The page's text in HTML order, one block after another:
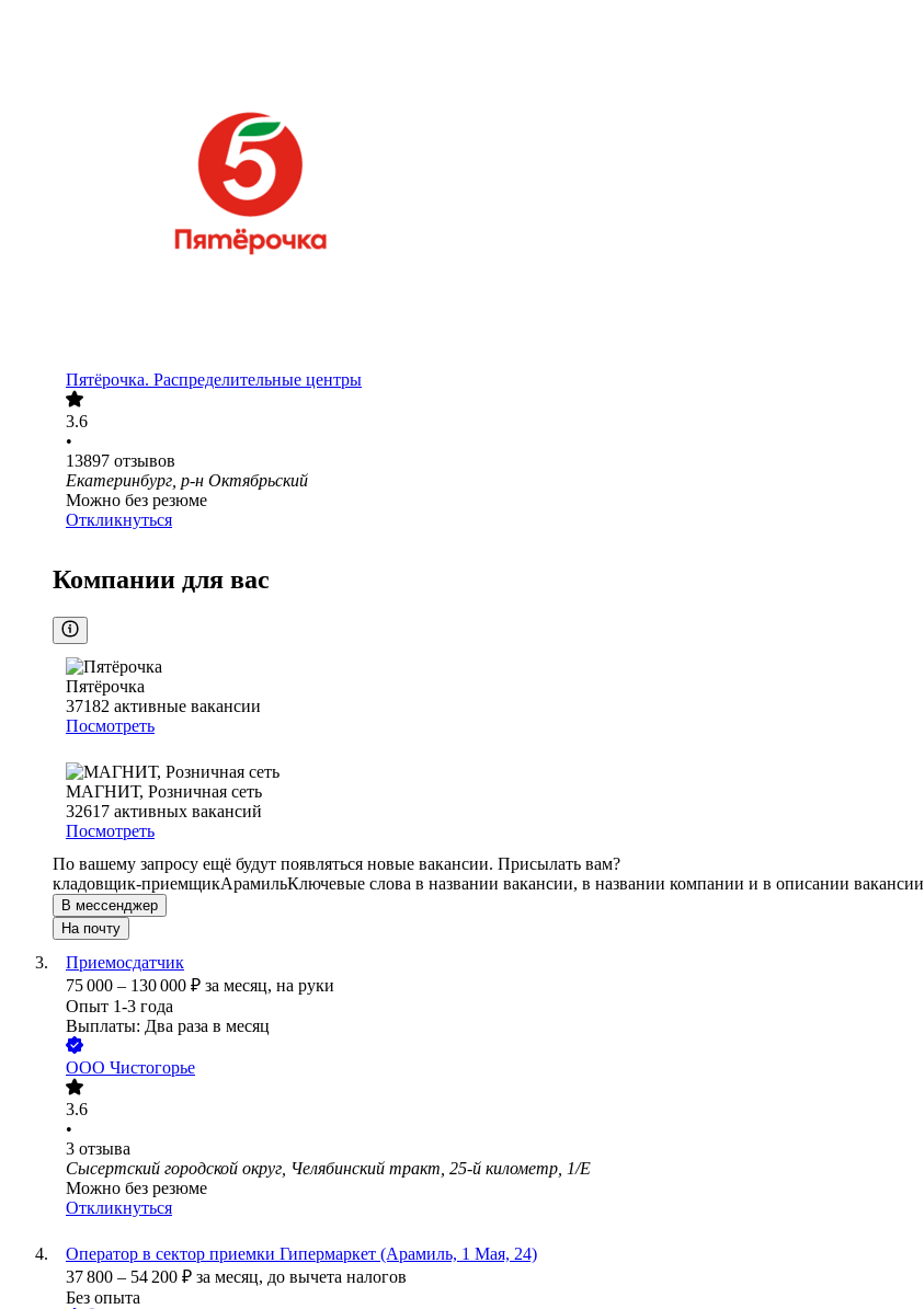
Пятёрочка. Распределительные центры
3.6
•
13897 отзывов
Екатеринбург, р-н Октябрьский
Можно без резюме
Откликнуться
Компании для вас
Пятёрочка
37182 активные вакансии
Посмотреть
МАГНИТ, Розничная сеть
32617 активных вакансий
Посмотреть
По вашему запросу ещё будут появляться новые вакансии. Присылать вам?
кладовщик-приемщикАрамильКлючевые слова в названии вакансии, в названии компании и в описании вакансии
В мессенджер
На почту
Приемосдатчик
75 000 – 130 000 ₽ за месяц, на руки
Опыт 1-3 года
Выплаты: Два раза в месяц
ООО Чистогорье
3.6
•
3 отзыва
Сысертский городской округ, Челябинский тракт, 25-й километр, 1/Е
Можно без резюме
Откликнуться
Оператор в сектор приемки Гипермаркет (Арамиль, 1 Мая, 24)
37 800 – 54 200 ₽ за месяц, до вычета налогов
Без опыта